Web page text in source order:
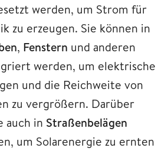
werden, um Strom für
zu erzeugen. Sie können in
, Fenstern und anderen
werden, um elektrische
und die Reichweite von
zu vergrößern. Darüber
auch in Straßenbelägen
um Solarenergie zu ernten